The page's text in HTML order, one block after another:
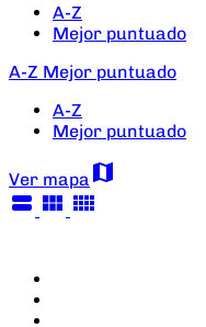
A-Z
Mejor puntuado
A-Z Mejor puntuado
A-Z
Mejor puntuado
Ver mapa map
view_stream view_module view_comfy